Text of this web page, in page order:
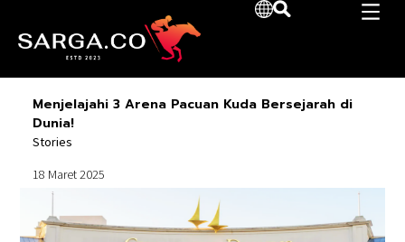
Menjelajahi 3 Arena Pacuan Kuda Bersejarah di
Dunia!
Stories
18 Maret 2025